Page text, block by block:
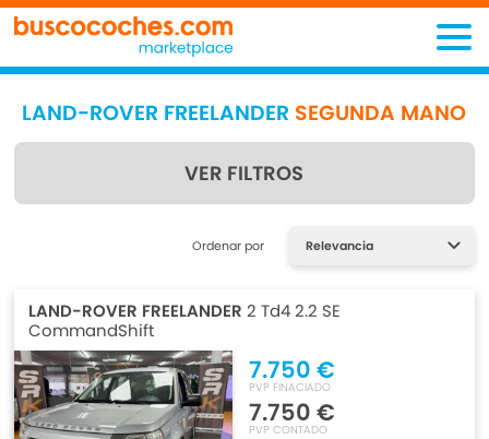
LAND-ROVER FREELANDER SEGUNDA MANO
VER FILTROS
Encuentra lo que estás
Ordenar por
LAND-ROVER FREELANDER 2 Td4 2.2 SE
CommandShift
7.750 €
PVP FINACIADO
7.750 €
PVP CONTADO